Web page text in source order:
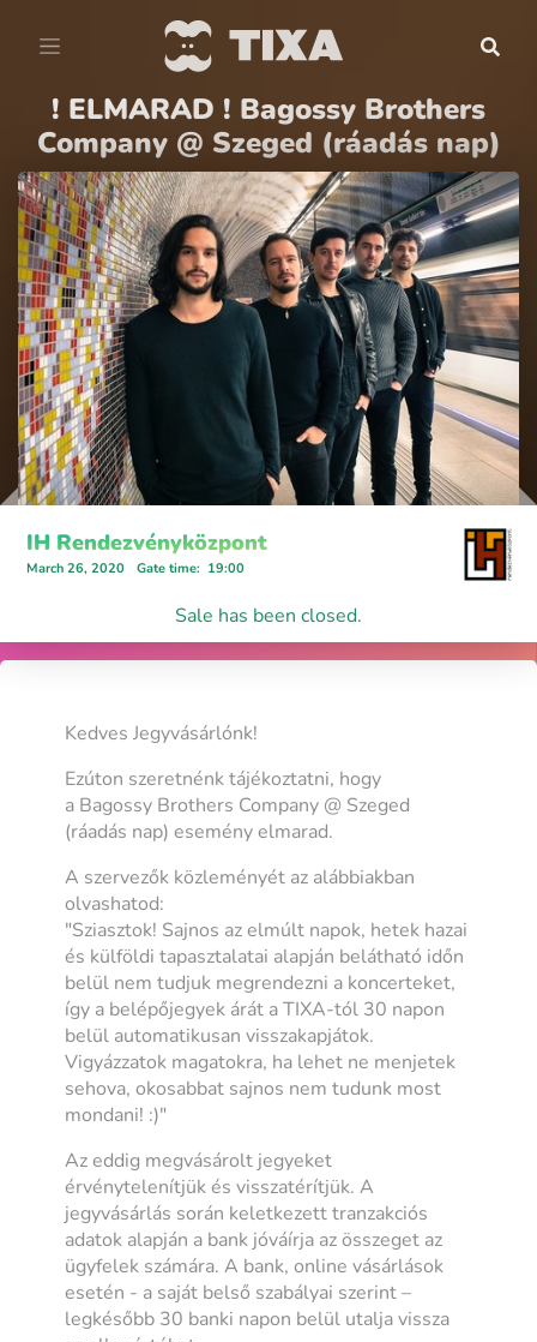
! ELMARAD ! Bagossy Brothers
Company @ Szeged (ráadás nap)
IH Rendezvényközpont
March 26, 2020 Gate time: 19:00
Sale has been closed.
Kedves Jegyvásárlónk!
Ezúton szeretnénk tájékoztatni, hogy
a Bagossy Brothers Company @ Szeged
(ráadás nap) esemény elmarad.
A szervezők közleményét az alábbiakban
olvashatod:
"Sziasztok! Sajnos az elmúlt napok, hetek hazai
és külföldi tapasztalatai alapján belátható időn
belül nem tudjuk megrendezni a koncerteket,
így a belépőjegyek árát a TIXA-tól 30 napon
belül automatikusan visszakapjátok.
Vigyázzatok magatokra, ha lehet ne menjetek
sehova, okosabbat sajnos nem tudunk most
mondani! :)"
Az eddig megvásárolt jegyeket
érvénytelenítjük és visszatérítjük. A
jegyvásárlás során keletkezett tranzakciós
adatok alapján a bank jóváírja az összeget az
ügyfelek számára. A bank, online vásárlások
esetén - a saját belső szabályai szerint –
legkésőbb 30 banki napon belül utalja vissza